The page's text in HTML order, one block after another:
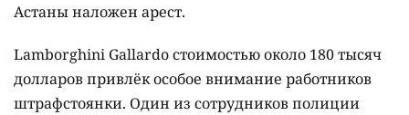
Астаны наложен арест.
Lamborghini Gallardo стоимостью около 180 тысяч
долларов привлёк особое внимание работников
штрафстоянки. Один из сотрудников полиции